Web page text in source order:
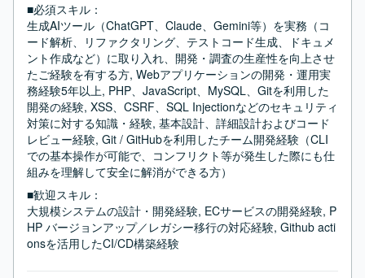
■必須スキル：
生成AIツール（ChatGPT、Claude、Gemini等）を実務（コ
ード解析、リファクタリング、テストコード生成、ドキュメ
ント作成など）に取り入れ、開発・調査の生産性を向上させ
たご経験を有する方, Webアプリケーションの開発・運用実
務経験5年以上, PHP、JavaScript、MySQL、Gitを利用した
開発の経験, XSS、CSRF、SQL Injectionなどのセキュリティ
対策に対する知識・経験, 基本設計、詳細設計およびコード
レビュー経験, Git / GitHubを利用したチーム開発経験（CLI
での基本操作が可能で、コンフリクト等が発生した際にも仕
組みを理解して安全に解消ができる方）
■歓迎スキル：
大規模システムの設計・開発経験, ECサービスの開発経験, P
HP バージョンアップ／レガシー移行の対応経験, Github acti
onsを活用したCI/CD構築経験